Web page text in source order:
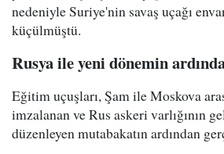
nedeniyle Suriye'nin savaş uçağı
küçülmüştü.
Rusya ile yeni dönemin
Eğitim uçuşları, Şam ile Moskova
imzalanan ve Rus askeri varlığının
düzenleyen mutabakatın ardından